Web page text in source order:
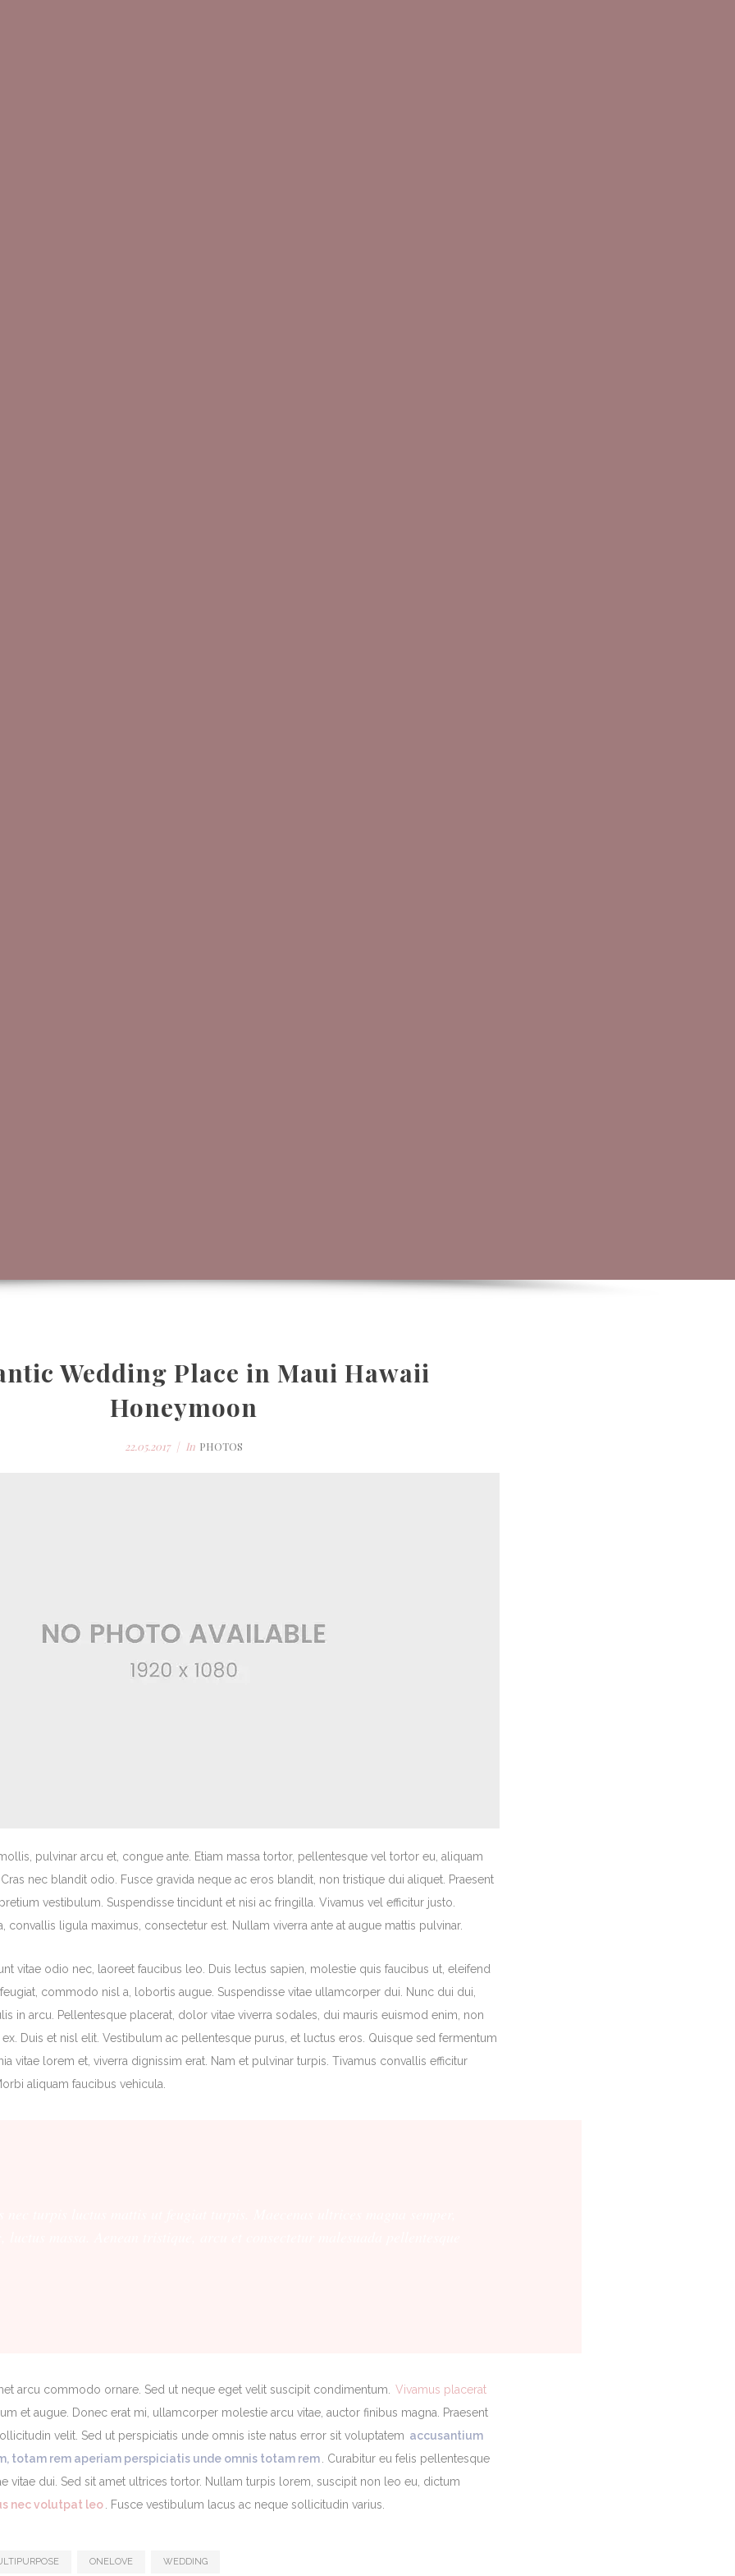
Wedding Place in Maui Hawaii
Honeymoon
22.05.2017 In PHOTOS
pulvinar arcu et, congue ante. Etiam massa tortor, pellentesque vel tortor eu, aliquam
nec blandit odio. Fusce gravida neque ac eros blandit, non tristique dui aliquet. Praesent
vestibulum. Suspendisse tincidunt et nisi ac fringilla. Vivamus vel efficitur justo.
convallis ligula maximus, consectetur est. Nullam viverra ante at augue mattis pulvinar.
vitae odio nec, laoreet faucibus leo. Duis lectus sapien, molestie quis faucibus ut, eleifend
commodo nisl a, lobortis augue. Suspendisse vitae ullamcorper dui. Nunc dui dui,
in arcu. Pellentesque placerat, dolor vitae viverra sodales, dui mauris euismod enim, non
Duis et nisl elit. Vestibulum ac pellentesque purus, et luctus eros. Quisque sed fermentum
vitae lorem et, viverra dignissim erat. Nam et pulvinar turpis. Tivamus convallis efficitur
aliquam faucibus vehicula.
arcu commodo ornare. Sed ut neque eget velit suscipit condimentum.
Vivamus placerat
et augue. Donec erat mi, ullamcorper molestie arcu vitae, auctor finibus magna. Praesent
velit. Sed ut perspiciatis unde omnis iste natus error sit voluptatem accusantium
totam rem aperiam perspiciatis unde omnis totam rem
. Curabitur eu felis pellentesque
vitae dui. Sed sit amet ultrices tortor. Nullam turpis lorem, suscipit non leo eu, dictum
nec volutpat leo
. Fusce vestibulum lacus ac neque sollicitudin varius.
ONELOVE WEDDING